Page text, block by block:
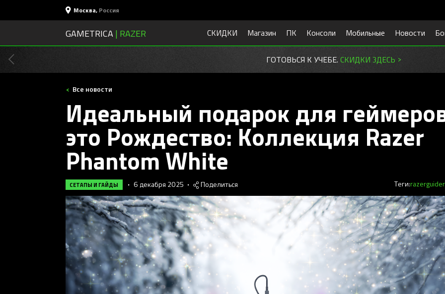
Москва, Россия
GAMETRICA | RAZER СКИДКИ Магазин ПК Консоли Мобильные Новости
ГОТОВЬСЯ К УЧЕБЕ. СКИДКИ ЗДЕСЬ >
Все новости
Идеальный подарок для
это Рождество: Коллекция Razer
Phantom White
СЕТАПЫ И ГАЙДЫ • 6 декабря 2025 • Поделиться Теги:razerguide